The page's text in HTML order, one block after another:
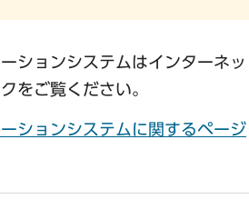
ションシステムはインターネ
をご覧ください。
ションシステムに関するページ